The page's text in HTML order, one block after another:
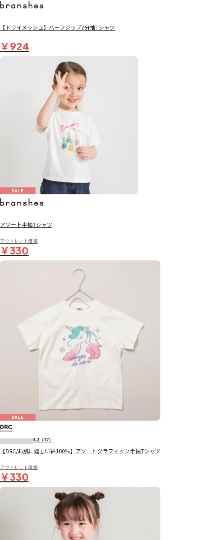
【ドライメッシュ】ハーフジップ7分袖Tシャツ
￥924
SALE
アソート半袖Tシャツ
アウトレット価格
￥330
SALE
4.2 （17）
【DRC/お肌に嬉しい綿100％】アソートグラフィック半袖Tシャツ
アウトレット価格
￥330